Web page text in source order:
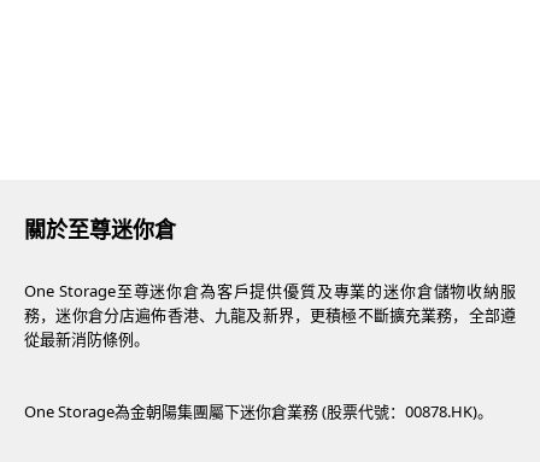
關於至尊迷你倉
One Storage至尊迷你倉為客戶提供優質及專業的迷你倉儲物收納服
務，迷你倉分店遍佈香港、九龍及新界，更積極不斷擴充業務，全部遵
從最新消防條例。
One Storage為金朝陽集團屬下迷你倉業務 (股票代號：00878.HK)。